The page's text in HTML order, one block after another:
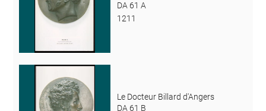
DA 61 A
1211
Le Docteur Billard d'Angers
DA 61 B